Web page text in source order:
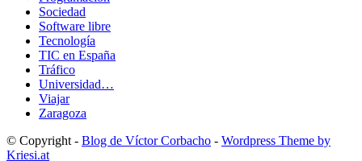
Sociedad
Software libre
Tecnología
TIC en España
Tráfico
Universidad…
Viajar
Zaragoza
© Copyright - Blog de Víctor Corbacho - Wordpress Theme by
Kriesi.at